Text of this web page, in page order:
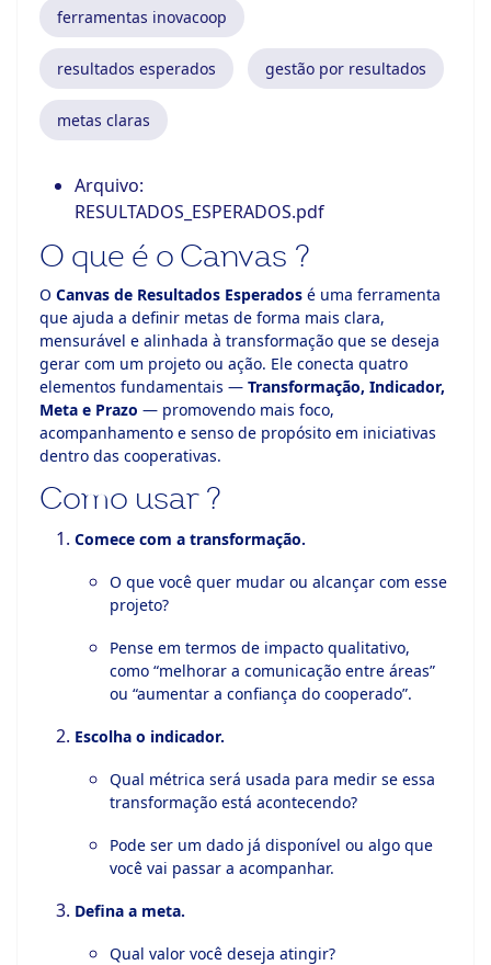
ferramentas inovacoop
resultados esperados gestão por resultados
metas claras
Arquivo:
RESULTADOS_ESPERADOS.pdf
O que é o Canvas ?
O Canvas de Resultados Esperados é uma ferramenta
que ajuda a definir metas de forma mais clara,
mensurável e alinhada à transformação que se deseja
gerar com um projeto ou ação. Ele conecta quatro
elementos fundamentais — Transformação, Indicador,
Meta e Prazo — promovendo mais foco,
acompanhamento e senso de propósito em iniciativas
dentro das cooperativas.
Como usar ?
Comece com a transformação.
O que você quer mudar ou alcançar com esse
projeto?
Pense em termos de impacto qualitativo,
como “melhorar a comunicação entre áreas”
ou “aumentar a confiança do cooperado”.
Escolha o indicador.
Qual métrica será usada para medir se essa
transformação está acontecendo?
Pode ser um dado já disponível ou algo que
você vai passar a acompanhar.
Defina a meta.
Qual valor você deseja atingir?